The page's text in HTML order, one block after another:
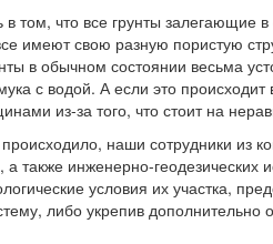
в том, что все грунты
имеют свою разную пористую
в обычном состоянии весьма
с водой. А если это
из-за того, что стоит на
наши сотрудники из
а также инженерно-
условия их участка,
либо укрепив